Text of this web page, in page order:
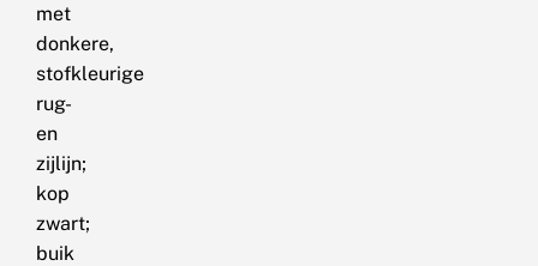
met
donkere,
stofkleurige
rug-
en
zijlijn;
kop
zwart;
buik